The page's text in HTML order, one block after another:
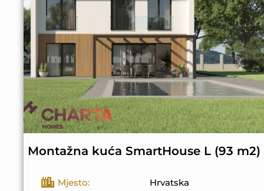
Montažna kuća SmartHouse L (93 m2)
Mjesto:
Hrvatska